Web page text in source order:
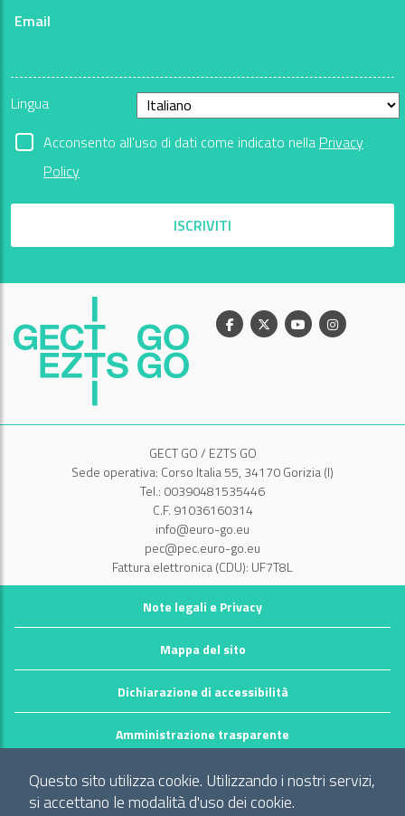
Questo sito utilizza cookie. Utilizzando i nostri servizi,
si accettano le modalità d'uso dei cookie.
Email
Lingua
Acconsento all'uso di dati come indicato nella Privacy
Policy
ISCRIVITI
Facebook
X YoutubeInstagram
GECT GO / EZTS GO
Sede operativa: Corso Italia 55, 34170 Gorizia (I)
Tel.: 00390481535446
C.F. 91036160314
info@euro-go.eu
pec@pec.euro-go.eu
Fattura elettronica (CDU): UF7T8L
Note legali e Privacy
Mappa del sito
Dichiarazione di accessibilità
Amministrazione trasparente
©2026 GECT GO / EZTS GO
Realizzato da infoFactory Web Agency.